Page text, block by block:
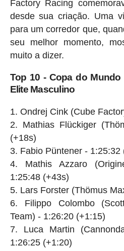
Factory Racing
desde sua criação. Uma
para um corredor que,
seu melhor momento,
muito a dizer.
Top 10 - Copa do Mundo
Elite Masculino
Ondrej Cink (Cube
Mathias Flückiger
(+18s)
Fabio Püntener - 1:25:32
Mathis Azzaro
1:25:48 (+43s)
Lars Forster (Thömus
Filippo Colombo
Team) - 1:26:20 (+1:15)
Luca Martin
1:26:25 (+1:20)